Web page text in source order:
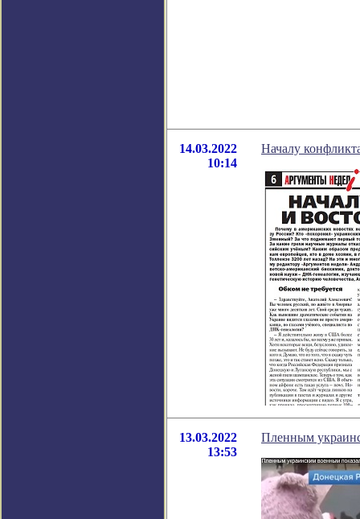
14.03.2022
10:14
Началу
13.03.2022
13:53
Пленным